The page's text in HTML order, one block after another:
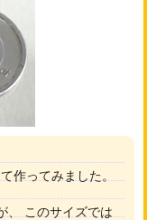
作ってみました。
、 このサイズでは